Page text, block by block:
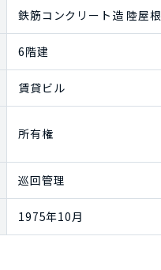
鉄筋コンクリート造 陸屋根
6階建
賃貸ビル
所有権
巡回管理
1975年10月